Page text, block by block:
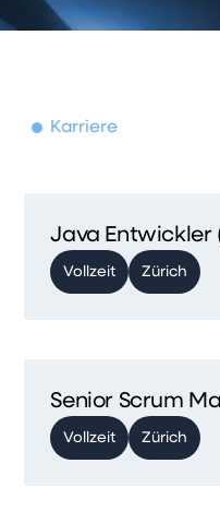
Karriere
Java
Vollzeit Zürich
Senior Scrum
Vollzeit Zürich